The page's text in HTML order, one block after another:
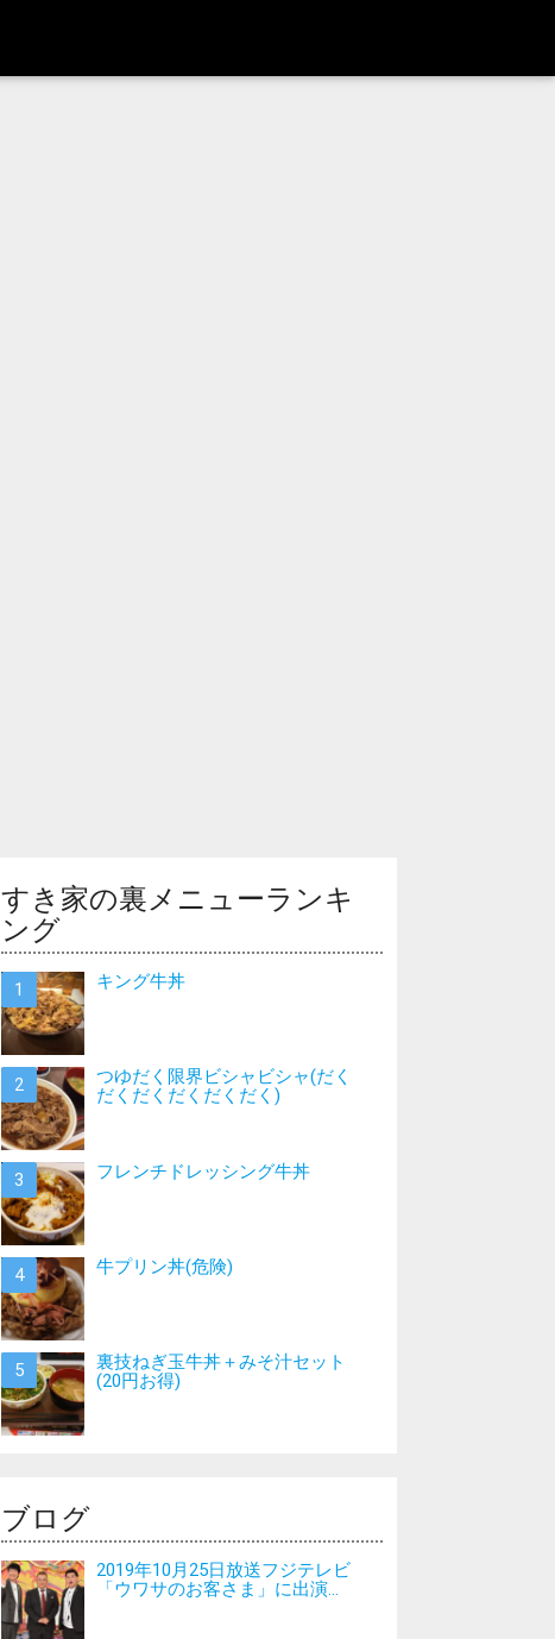
すき家の裏メニューランキ
ング
キング牛丼
つゆだく限界ビシャビシャ(だく
だくだくだくだくだく)
フレンチドレッシング牛丼
牛プリン丼(危険)
裏技ねぎ玉牛丼＋みそ汁セット
(20円お得)
ブログ
2019年10月25日放送フジテレビ
「ウワサのお客さま」に出演...